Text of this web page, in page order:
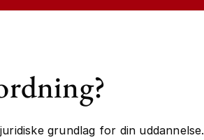
grundlag for din uddannelse.